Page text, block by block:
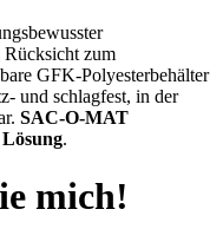
Rücksicht zum
GFK-Polyesterbehälter
und schlagfest, in der
SAC-O-MAT
.
mich!